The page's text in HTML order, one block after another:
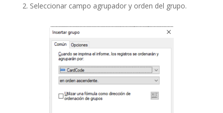
2. Seleccionar campo agrupador y orden del grupo.